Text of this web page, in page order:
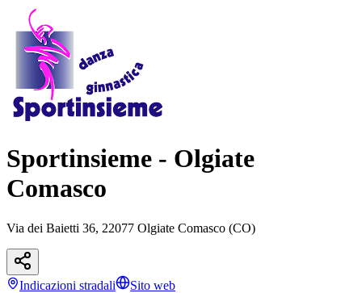
Sportinsieme - Olgiate
Comasco
Via dei Baietti 36, 22077 Olgiate Comasco (CO)
Indicazioni stradali Sito web